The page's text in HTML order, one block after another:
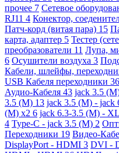
прочее 7 Сетевое
RJ11 4 Конектор,
Патч-корд (витая пара) 15
карта, адаптер 5 Тестер
преобразователи 11 Лупа,
6 Осушители воздуха 3
Кабели, шлейфы,
USB Кабеля переходники 36
Аудио-Кабеля 43 jack 3.5
3.5 (M) 13 jack 3.5 (M) - jack
(M) x2 6 jack 6.3-3.5 (M) -
4 Type-C - jack 3.5 (M) 2
Переходники 19 Видео-
DisplayPort - HDMI 3 DVI -